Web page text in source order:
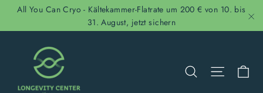
DirektAll You Can Cryo - Kältekammer-Flatrate um 200 € von 10. bis
31. August, jetzt sichern
Suche